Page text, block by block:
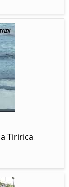
Tiririca.